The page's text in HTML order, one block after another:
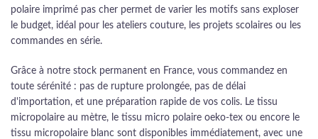
polaire imprimé pas cher permet de varier les motifs sans exploser
le budget, idéal pour les ateliers couture, les projets scolaires ou les
commandes en série.
Grâce à notre stock permanent en France, vous commandez en
toute sérénité : pas de rupture prolongée, pas de délai
d'importation, et une préparation rapide de vos colis. Le tissu
micropolaire au mètre, le tissu micro polaire oeko-tex ou encore le
tissu micropolaire blanc sont disponibles immédiatement, avec une